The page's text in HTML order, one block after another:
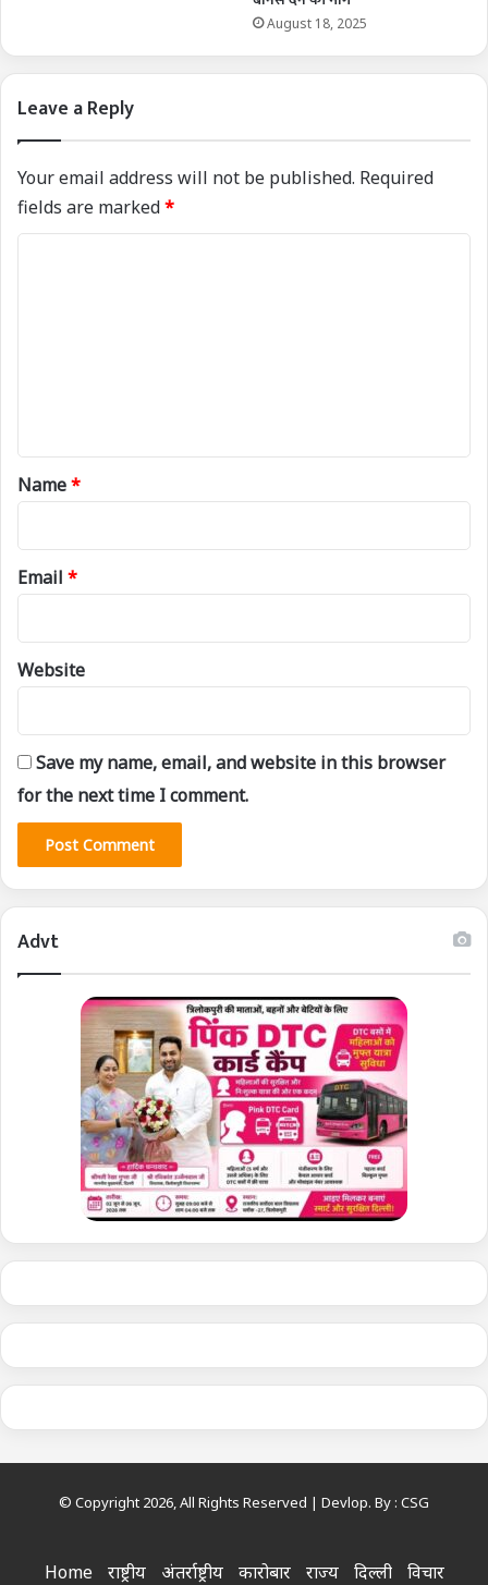
August 18, 2025
Leave a Reply
Your email address will not be published. Required
fields are marked*
*
Name*
Email *
Website
Save my name, email, and website in this browser
for the next time I comment.
Advt
© Copyright 2026, All Rights Reserved | Devlop. By : CSG
Home राष्ट्रीय अंतर्राष्ट्रीय कारोबार राज्य दिल्ली विचार